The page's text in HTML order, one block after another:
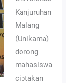
Kanjuruhan
Malang
(Unikama)
dorong
mahasiswa
ciptakan